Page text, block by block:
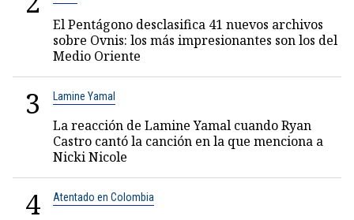
El Pentágono desclasifica 41 nuevos archivos
sobre Ovnis: los más impresionantes son los del
Medio Oriente
3 Lamine Yamal
La reacción de Lamine Yamal cuando Ryan
Castro cantó la canción en la que menciona a
Nicki Nicole
4 Atentado en Colombia